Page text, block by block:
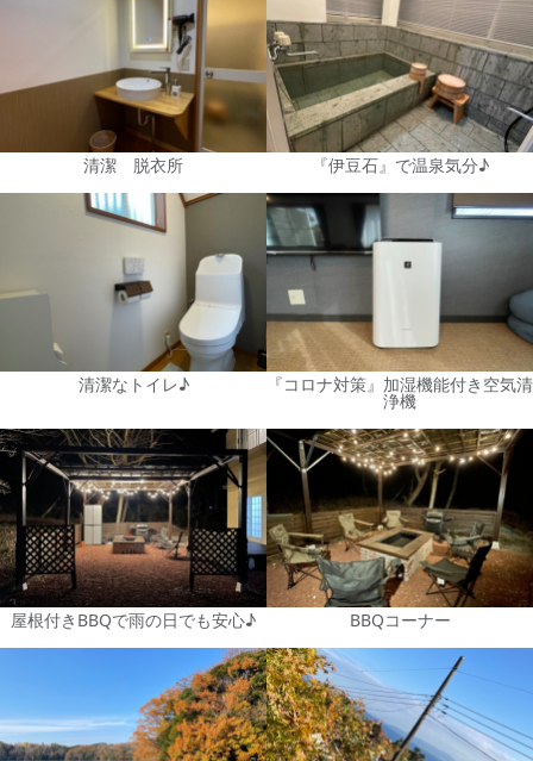
清潔 脱衣所 『伊豆石』で温泉気分♪
清潔なトイレ♪ 『コロナ対策』加湿機能付き空気清
浄機
屋根付きBBQで雨の日でも安心♪ BBQコーナー